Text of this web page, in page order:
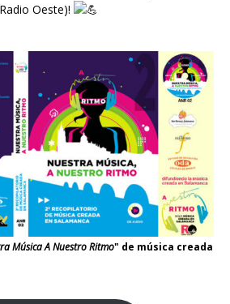
Oeste)!
Música A Nuestro Ritmo" de música creada